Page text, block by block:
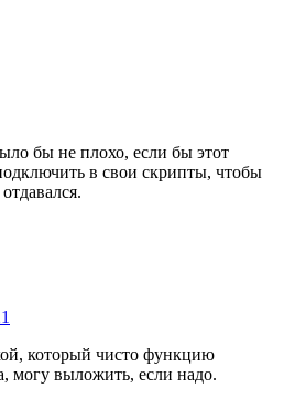
бы не плохо, если бы этот
в свои скрипты, чтобы
который чисто функцию
могу выложить, если надо.